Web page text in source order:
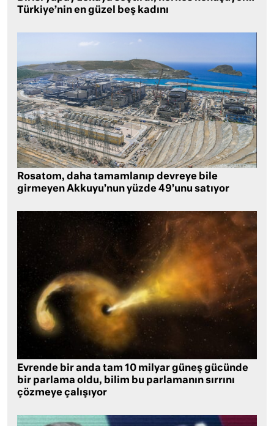
Türkiye’nin en güzel beş kadını
Rosatom, daha tamamlanıp devreye bile
girmeyen Akkuyu’nun yüzde 49’unu satıyor
Evrende bir anda tam 10 milyar güneş gücünde
bir parlama oldu, bilim bu parlamanın sırrını
çözmeye çalışıyor